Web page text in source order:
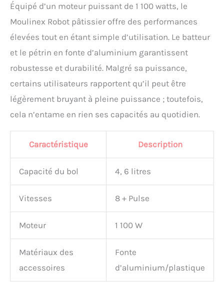
Fonction Pulse】Ce robot
patissier multifonctionnel
dispose de 6 vitesses
contrôlées pour vous offrir
le choix le plus varié
d'applications et de
préparations alimentaires
différentes.La puissance
d'impulsion P- atteint
instantanément la vitesse
maximale pour donner à
une texture crémeuse et
ferme et la piste planétaire
degrés pour que vous
obteniez un gâteau
parfait. 【Conception de
robot pétrinr pendant le , 5
ventouses en silicone
antidérapantes assurent
réduisent également le
bruit pendant la
Équipé d’un moteur puissant de 1 100 watts, le
Moulinex Robot pâtissier offre des performances
élevées tout en étant simple d’utilisation. Le batteur
et le pétrin en fonte d’aluminium garantissent
robustesse et durabilité. Malgré sa puissance,
certains utilisateurs rapportent qu’il peut être
légèrement bruyant à pleine puissance ; toutefois,
cela n’entame en rien ses capacités au quotidien.
Caractéristique Description
Capacité du bol 4, 6 litres
Vitesses 8 + Pulse
Moteur 1 100 W
Matériaux des
accessoires
Fonte
d’aluminium/plastique